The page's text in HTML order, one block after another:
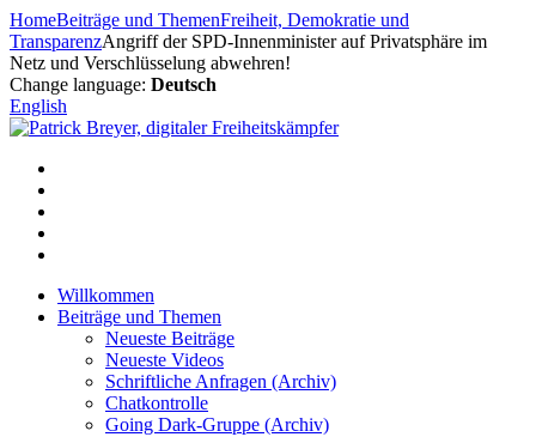
Zum
Inhalt
springen
HomeBeiträge und ThemenFreiheit, Demokratie und
TransparenzAngriff der SPD-Innenminister auf Privatsphäre im
Netz und Verschlüsselung abwehren!
Change language: Deutsch
English
Willkommen
Beiträge und Themen
Neueste Beiträge
Neueste Videos
Schriftliche Anfragen (Archiv)
Chatkontrolle
Going Dark-Gruppe (Archiv)